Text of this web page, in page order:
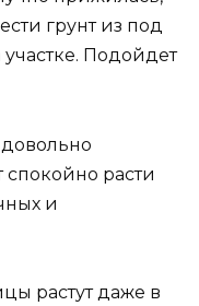
грунт из под
Подойдет
расти
и
растут даже в